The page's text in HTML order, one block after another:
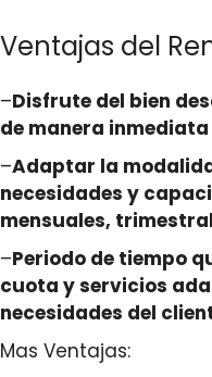
Ventajas del
–Disfrute del bien
de manera inmediata
–Adaptar la
necesidades y
mensuales,
–Periodo de tiempo
cuota y servicios
necesidades del
Mas Ventajas: